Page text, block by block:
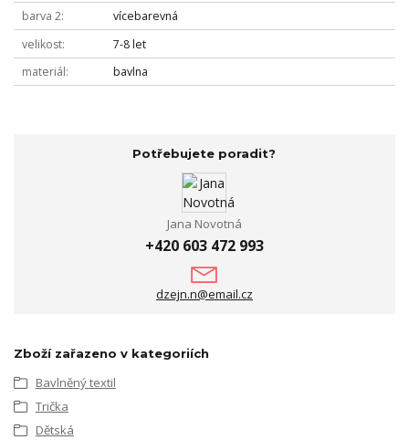
barva 2
vícebarevná
velikost
7-8 let
materiál
bavlna
Potřebujete poradit?
Jana Novotná
+420 603 472 993
dzejn.n@email.cz
Zboží zařazeno v kategoriích
Bavlněný textil
Trička
Dětská